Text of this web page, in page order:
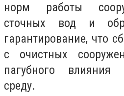
норм работы
сточных вод и
гарантирование, что
с очистных
пагубного
среду.